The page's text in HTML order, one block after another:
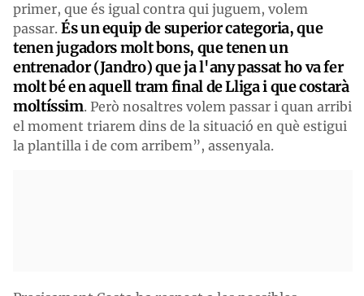
primer, que és igual contra qui juguem, volem
passar. És un equip de superior categoria, que
tenen jugadors molt bons, que tenen un
entrenador (Jandro) que ja l'any passat ho va fer
molt bé en aquell tram final de Lliga i que costarà
moltíssim. Però nosaltres volem passar i quan arribi
el moment triarem dins de la situació en què estigui
la plantilla i de com arribem”, assenyala.